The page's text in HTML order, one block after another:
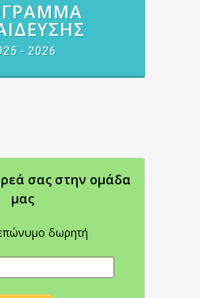
- 2026
σας στην oμάδα
μας
δωρητή